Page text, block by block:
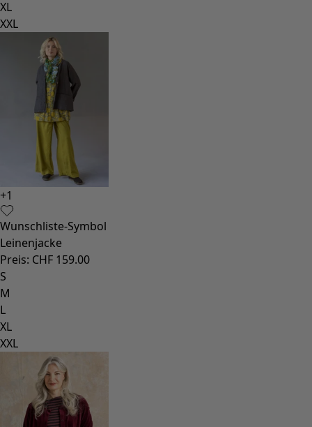
Kollektionen
Der Kimono im Fokus
Monsoon
Weite Felder
Coimbatore
Gudrun-Klassiker
Sonnenblumen für UNHCR